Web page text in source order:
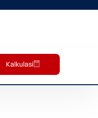
Kalkulasi